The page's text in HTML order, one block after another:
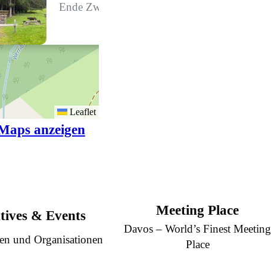
Ende Zwergenweg
Leaflet
anzeigen
& Events
und Organisationen
Meeting Place
Davos – World’s Finest Meeting
Place